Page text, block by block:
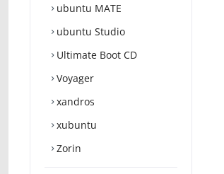
ubuntu MATE
ubuntu Studio
Ultimate Boot CD
Voyager
xandros
xubuntu
Zorin